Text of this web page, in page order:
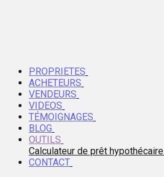
PROPRIETES
ACHETEURS
VENDEURS
VIDEOS
TÉMOIGNAGES
BLOG
OUTILS
Calculateur de prêt hypothécaire
CONTACT